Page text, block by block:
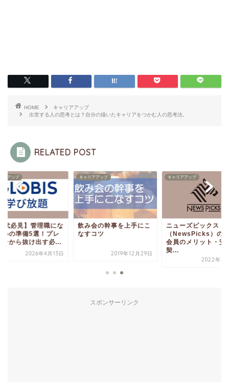
HOME
キャリアアップ
出世する人の思考とは？自分の描いたキャリアをつかむ人の思考法。
RELATED POST
アアップ
代必見】管理職にな
めの準備5選！プレ
ーから抜け出す必...
2026年4月13日
キャリアアップ
飲み会の幹事を上手にこ
なすコツ
2019年12月29日
キャリアアップ
ニューズピックス
（NewsPicks）の
会員のメリット・安
契...
2022年2
スポンサーリンク